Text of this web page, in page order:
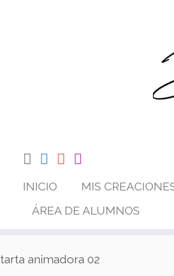
INICIO MIS
ÁREA DE ALUMNOS
tarta animadora 02